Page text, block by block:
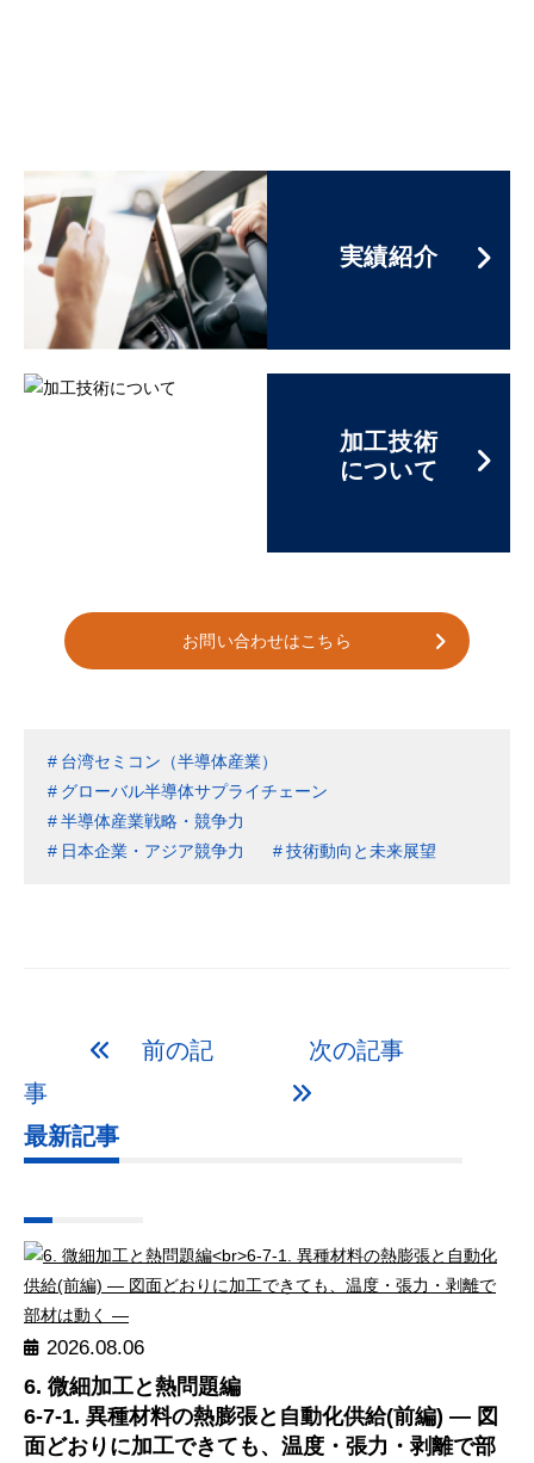
実績紹介
加工技術
について
お問い合わせはこちら
台湾セミコン（半導体産業）
グローバル半導体サプライチェーン
半導体産業戦略・競争力
日本企業・アジア競争力
技術動向と未来展望
前の記
事
次の記事
最新記事
2026.08.06
6. 微細加工と熱問題編
6-7-1. 異種材料の熱膨張と自動化供給(前編) ― 図
面どおりに加工できても、温度・張力・剥離で部